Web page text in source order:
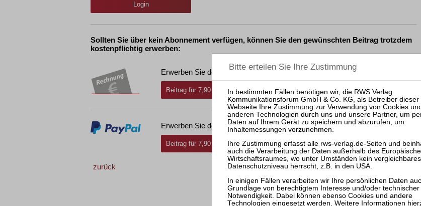
Login
Sollten Sie über kein Abonnement verfügen, können Sie den gewünschten Beitrag trotzdem
kostenpflichtig erwerben:
Erwerben Sie den gewünschten Beitrag kostenpflichtig per Rechnung.
Beitrag für 7,90 € inkl. 7 % MwSt. kaufen
Erwerben Sie den gewünschten Beitrag kostenpflichtig mitPayPal.
Beitrag für 7,90 € inkl. 7 % MwSt. kaufen
zurück